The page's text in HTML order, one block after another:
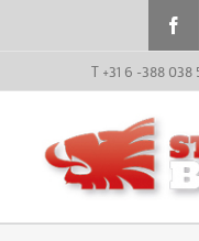
T +31 6 -388 038